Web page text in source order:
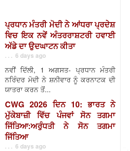
ਪ੍ਰਧਾਨ ਮੰਤਰੀ ਮੋਦੀ ਨੇ ਆਂਧਰਾ ਪ੍ਰਦੇਸ਼
ਵਿਚ ਇਕ ਨਵੇਂ ਅੰਤਰਰਾਸ਼ਟਰੀ ਹਵਾਈ
ਅੱਡੇ ਦਾ ਉਦਘਾਟਨ ਕੀਤਾ
. . . 6 days ago
ਨਵੀਂ ਦਿੱਲੀ, 1 ਅਗਸਤ- ਪ੍ਰਧਾਨ ਮੰਤਰੀ
ਨਰਿੰਦਰ ਮੋਦੀ ਨੇ ਸ਼ਨੀਵਾਰ ਨੂੰ ਕਰਨਾਟਕ ਦੀ
ਯਾਤਰਾ ਕਰਨ ਤੋਂ...
CWG 2026 ਦਿਨ 10: ਭਾਰਤ ਨੇ
ਮੁੱਕੇਬਾਜ਼ੀ ਵਿੱਚ ਪੰਜਵਾਂ ਸੋਨ ਤਗਮਾ
ਜਿੱਤਿਆ:ਅਰੁੰਧਤੀ ਨੇ ਸੋਨ ਤਗਮਾ
ਜਿੱਤਿਆ
. . . 6 days ago